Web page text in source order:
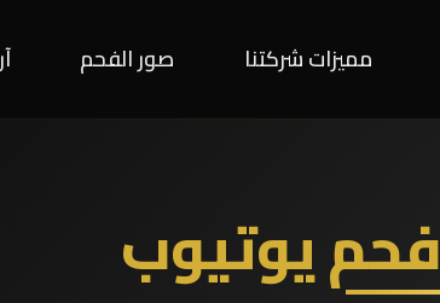
مميزات شركتنا صور الفحم
فحم يوتيوب